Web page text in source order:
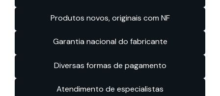
Produtos novos, originais com NF
Garantia nacional do fabricante
Diversas formas de pagamento
Atendimento de especialistas